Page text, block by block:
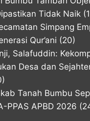
Tidak Naik
Simpang
Qur’ani (20)
Salafuddin:
Desa dan
Tanah Bumbu
PPAS APBD 2026